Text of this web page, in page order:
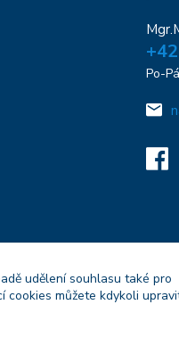
Po-
udělení souhlasu také pro
cookies můžete kdykoli